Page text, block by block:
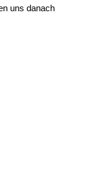
uns danach